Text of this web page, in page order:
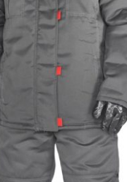
товара.